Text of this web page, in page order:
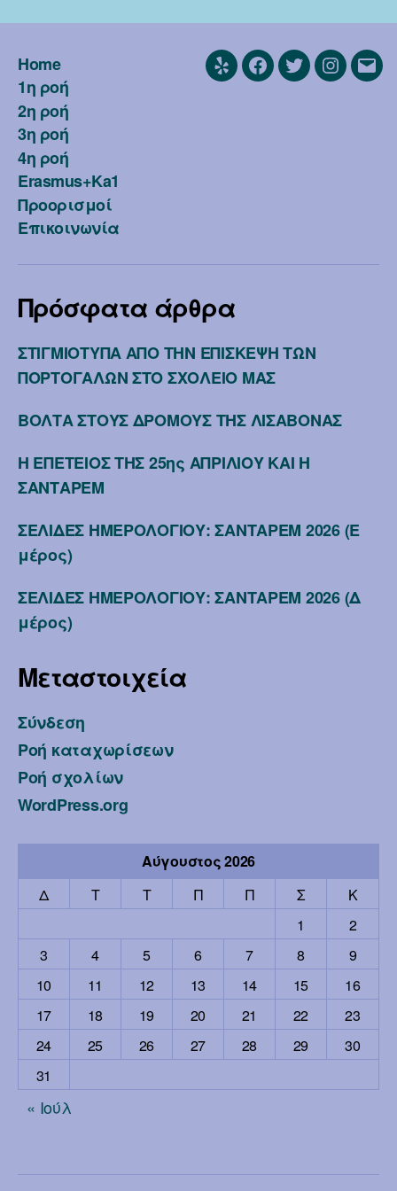
Home
1η ροή
2η ροή
3η ροή
4η ροή
Erasmus+Ka1
Προορισμοί
Επικοινωνία
Yelp Facebook
Twitter
Πρόσφατα άρθρα
ΣΤΙΓΜΙΟΤΥΠΑ ΑΠΟ ΤΗΝ ΕΠΙΣΚΕΨΗ ΤΩΝ
ΠΟΡΤΟΓΑΛΩΝ ΣΤΟ ΣΧΟΛΕΙΟ ΜΑΣ
ΒΟΛΤΑ ΣΤΟΥΣ ΔΡΟΜΟΥΣ ΤΗΣ ΛΙΣΑΒΟΝΑΣ
Η ΕΠΕΤΕΙΟΣ ΤΗΣ 25ης ΑΠΡΙΛΙΟΥ ΚΑΙ Η
ΣΑΝΤΑΡΕΜ
ΣΕΛΙΔΕΣ ΗΜΕΡΟΛΟΓΙΟΥ: ΣΑΝΤΑΡΕΜ 2026 (Ε
μέρος)
ΣΕΛΙΔΕΣ ΗΜΕΡΟΛΟΓΙΟΥ: ΣΑΝΤΑΡΕΜ 2026 (Δ
μέρος)
Μεταστοιχεία
Σύνδεση
Ροή καταχωρίσεων
Ροή σχολίων
WordPress.org
Αύγουστος 2026
Δ
Τ Τ Π Π Σ
Κ
1
2
3
4 5 6 7 8
9
10
11 12 13 14 15
16
17
18 19 20 21 22
23
24
25 26 27 28 29
30
31
« Ιούλ